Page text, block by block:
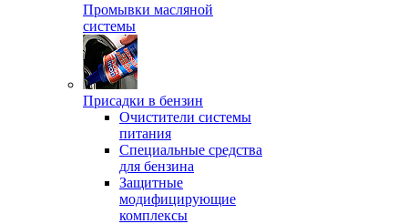
Промывки масляной
системы
Присадки в бензин
Очистители системы
питания
Специальные срeдства
для бензина
Защитные
модифицирующие
комплексы